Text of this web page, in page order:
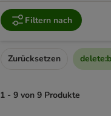
Filtern nach
Zurücksetzen delete:
1 - 9 von 9 Produkte